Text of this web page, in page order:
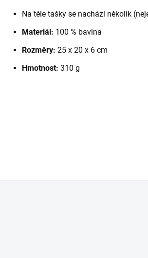
Na těle tašky se nachází několik
Materiál: 100 % bavlna
Rozměry: 25 x 20 x 6 cm
Hmotnost: 310 g